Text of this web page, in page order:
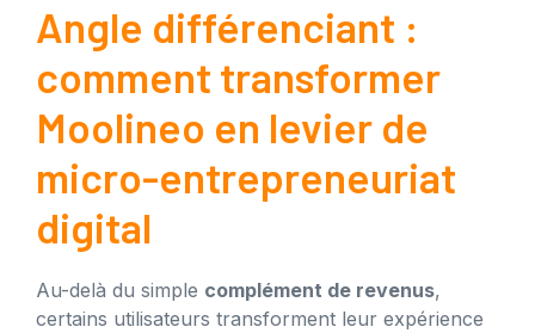
Angle différenciant :
comment transformer
Moolineo en levier de
micro-entrepreneuriat
digital
Au-delà du simple complément de revenus,
certains utilisateurs transforment leur expérience